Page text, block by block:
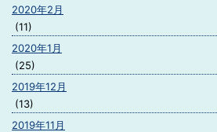
2020年2月
(11)
2020年1月
(25)
2019年12月
(13)
2019年11月